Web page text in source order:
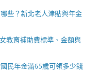
些？新北老人津貼與年金
教育補助費標準、金額與
民年金滿65歲可領多少錢